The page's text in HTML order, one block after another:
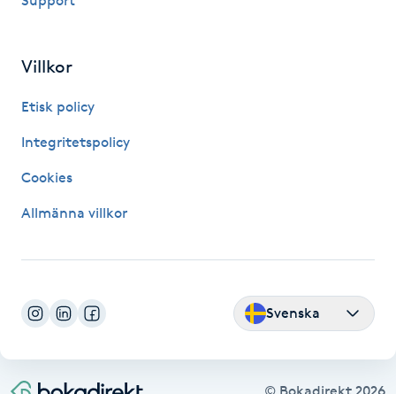
Kostrådgivning
Kroppsinpackning
Kroppspeeling
Käkledsbehandling
Lashlift Keratin
Villkor
Etisk policy
Integritetspolicy
Cookies
Allmänna villkor
Svenska